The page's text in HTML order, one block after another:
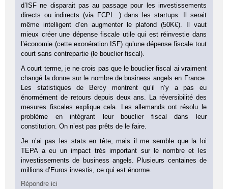
d’ISF ne disparait pas au passage pour les investissements
directs ou indirects (via FCPI…) dans les startups. Il serait
même intelligent d’en augmenter le plafond (50K€). Il vaut
mieux créer une dépense fiscale utile qui est réinvestie dans
l’économie (cette exonération ISF) qu’une dépense fiscale tout
court sans contrepartie (le bouclier fiscal).
A court terme, je ne crois pas que le bouclier fiscal ai vraiment
changé la donne sur le nombre de business angels en France.
Les statistiques de Bercy montrent qu’il n’y a pas eu
énormément de retours depuis deux ans. La réversibilité des
mesures fiscales explique cela. Les allemands ont résolu le
problème en intégrant leur bouclier fiscal dans leur
constitution. On n’est pas prêts de le faire.
Je n’ai pas les stats en tête, mais il me semble que la loi
TEPA a eu un impact très important sur le nombre et les
investissements de business angels. Plusieurs centaines de
millions d’Euros investis, ce qui est énorme.
Répondre ici